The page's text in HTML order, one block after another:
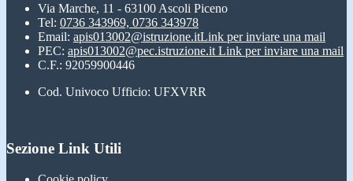
Via Marche, 11 - 63100 Ascoli Piceno
Tel: 0736 343969, 0736 343978
Email: apis013002@istruzione.itLink per inviare una mail
PEC: apis013002@pec.istruzione.it Link per inviare una mail
C.F.: 92059900446
Cod. Univoco Ufficio: UFXVRR
Sezione Link Utili